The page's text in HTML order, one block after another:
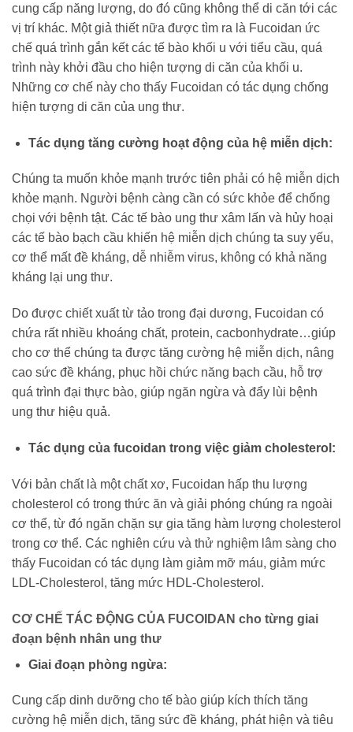
cung cấp năng lượng, do đó cũng không thể di căn tới các
vị trí khác. Một giả thiết nữa được tìm ra là Fucoidan ức
chế quá trình gắn kết các tế bào khối u với tiểu cầu, quá
trình này khởi đầu cho hiện tượng di căn của khối u.
Những cơ chế này cho thấy Fucoidan có tác dụng chống
hiện tượng di căn của ung thư.
Tác dụng tăng cường hoạt động của hệ miễn dịch:
Chúng ta muốn khỏe mạnh trước tiên phải có hệ miễn dịch
khỏe mạnh. Người bệnh càng cần có sức khỏe để chống
chọi với bệnh tật. Các tế bào ung thư xâm lấn và hủy hoại
các tế bào bạch cầu khiến hệ miễn dịch chúng ta suy yếu,
cơ thể mất đề kháng, dễ nhiễm virus, không có khả năng
kháng lại ung thư.
Do được chiết xuất từ tảo trong đại dương, Fucoidan có
chứa rất nhiều khoáng chất, protein, cacbonhydrate…giúp
cho cơ thể chúng ta được tăng cường hệ miễn dịch, nâng
cao sức đề kháng, phục hồi chức năng bạch cầu, hỗ trợ
quá trình đại thực bào, giúp ngăn ngừa và đẩy lùi bệnh
ung thư hiệu quả.
Tác dụng của fucoidan trong việc giảm cholesterol:
Với bản chất là một chất xơ, Fucoidan hấp thu lượng
cholesterol có trong thức ăn và giải phóng chúng ra ngoài
cơ thể, từ đó ngăn chặn sự gia tăng hàm lượng cholesterol
trong cơ thể. Các nghiên cứu và thử nghiệm lâm sàng cho
thấy Fucoidan có tác dụng làm giảm mỡ máu, giảm mức
LDL-Cholesterol, tăng mức HDL-Cholesterol.
CƠ CHẾ TÁC ĐỘNG CỦA FUCOIDAN cho từng giai
đoạn bệnh nhân ung thư
Giai đoạn phòng ngừa:
Cung cấp dinh dưỡng cho tế bào giúp kích thích tăng
cường hệ miễn dịch, tăng sức đề kháng, phát hiện và tiêu